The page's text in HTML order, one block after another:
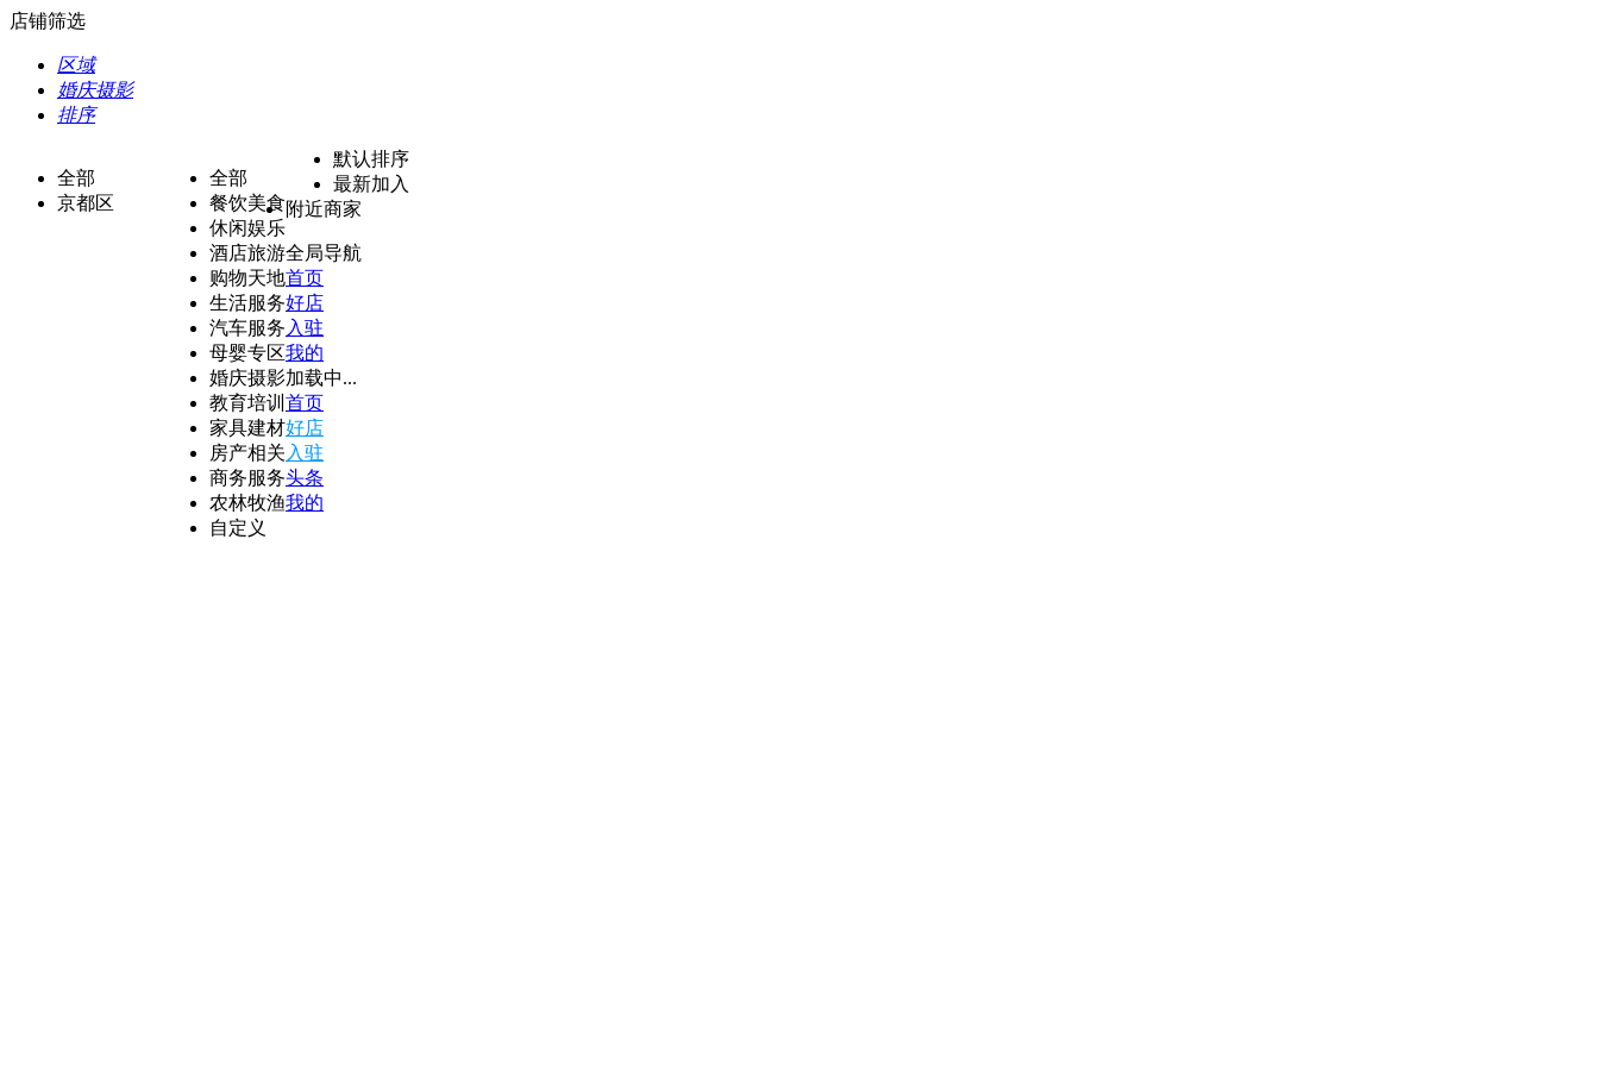
店铺筛选
区域
婚庆摄影
排序
全部
京都区
全部
餐饮美食
休闲娱乐
酒店旅游
购物天地
生活服务
汽车服务
母婴专区
婚庆摄影
教育培训
家具建材
房产相关
商务服务
农林牧渔
自定义
默认排序
最新加入
附近商家
全局导航
首页
好店
入驻
我的
加载中...
首页
好店
入驻
头条
我的